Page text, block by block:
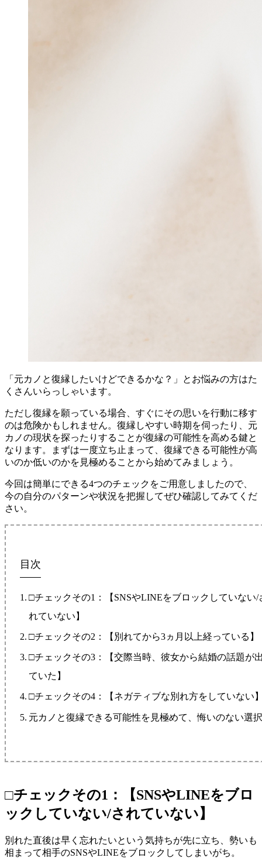
「元カノと復縁したいけどできるかな？」とお悩みの方はた
くさんいらっしゃいます。
ただし復縁を願っている場合、すぐにその思いを行動に移す
のは危険かもしれません。復縁しやすい時期を伺ったり、元
カノの現状を探ったりすることが復縁の可能性を高める鍵と
なります。まずは一度立ち止まって、復縁できる可能性が高
いのか低いのかを見極めることから始めてみましょう。
今回は簡単にできる4つのチェックをご用意しましたので、
今の自分のパターンや状況を把握してぜひ確認してみてくだ
さい。
目次
□チェックその1：【SNSやLINEをブロックしていない/
れていない】
□チェックその2：【別れてから3ヵ月以上経っている】
□チェックその3：【交際当時、彼女から結婚の話題が
ていた】
□チェックその4：【ネガティブな別れ方をしていない
元カノと復縁できる可能性を見極めて、悔いのない選
□チェックその1：【SNSやLINEをブロ
ックしていない/されていない】
別れた直後は早く忘れたいという気持ちが先に立ち、勢いも
相まって相手のSNSやLINEをブロックしてしまいがち。